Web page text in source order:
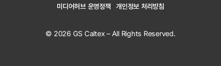
미디어허브 운영정책 개인정보 처리방침
© 2026 GS Caltex – All Rights Reserved.